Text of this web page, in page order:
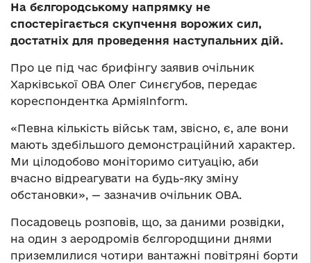
На бєлгородському напрямку не
спостерігається скупчення ворожих сил,
достатніх для проведення наступальних дій.
Про це під час брифінгу заявив очільник
Харківської ОВА Олег Синєгубов, передає
кореспондентка АрміяInform.
«Певна кількість військ там, звісно, є, але вони
мають здебільшого демонстраційний характер.
Ми цілодобово моніторимо ситуацію, аби
вчасно відреагувати на будь-яку зміну
обстановки», — зазначив очільник ОВА.
Посадовець розповів, що, за даними розвідки,
на один з аеродромів бєлгородщини днями
приземлилися чотири вантажні повітряні борти